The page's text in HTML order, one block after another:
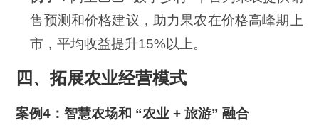
售预测和价格建议，助力果农在价格高峰期上
市，平均收益提升15%以上。
四、拓展农业经营模式
案例4：智慧农场和 “农业 + 旅游” 融合